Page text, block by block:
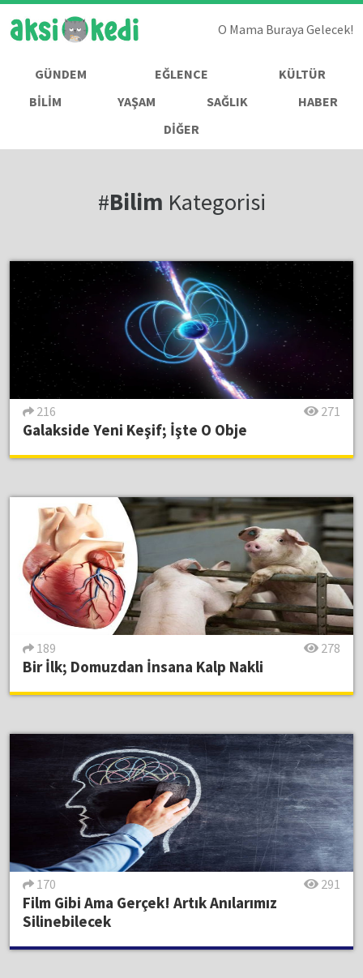
O Mama Buraya Gelecek!
GÜNDEM EĞLENCE
KÜLTÜR
BİLİM
YAŞAM SAĞLIK
HABER
DİĞER
#Bilim Kategorisi
216 271
Galakside Yeni Keşif; İşte O Obje
189 278
Bir İlk; Domuzdan İnsana Kalp Nakli
170 291
Film Gibi Ama Gerçek! Artık Anılarımız
Silinebilecek